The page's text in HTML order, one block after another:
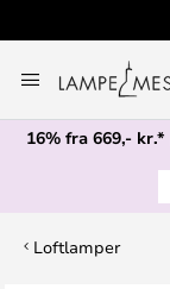
to
Content
16% fra 669,- kr.*
Loftlamper